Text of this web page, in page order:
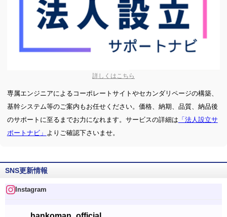
詳しくはこちら
専属エンジニアによるコーポレートサイトやセカンダリページの構築、
基幹システム等のご案内もお任せください。価格、納期、品質、納品後
のサポートに至るまでお力になれます。サービスの詳細は 「法人設立サ
ポートナビ」 よりご確認下さいませ。
SNS更新情報